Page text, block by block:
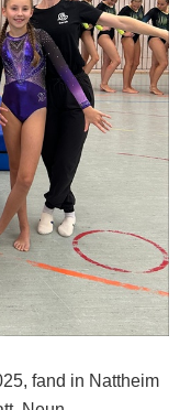
fand in Nattheim